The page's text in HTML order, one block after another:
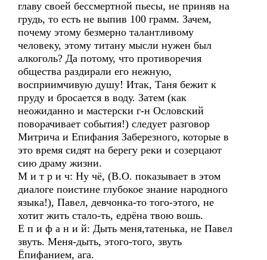
главу своей бессмертной пьесы, не приняв на
грудь, то есть не выпив 100 грамм. Зачем,
почему этому безмерно талантливому
человеку, этому титану мысли нужен был
алкоголь? Да потому, что противоречия
общества раздирали его нежную,
восприимчивую душу! Итак, Таня бежит к
пруду и бросается в воду. Затем (как
неожиданно и мастерски г-н Ословский
поворачивает события!) следует разговор
Митрича и Епифания Заберезного, которые в
это время сидят на берегу реки и созерцают
сию драму жизни.
М и т р и ч: Ну чё, (В.О. показывает в этом
диалоге поистине глубокое знание народного
языка!), Павел, девчонка-то того-этого, не
хотит жить стало-ть, едрёна твою вошь.
Е п и ф а н и й: Дыть меня,татенька, не Павел
звуть. Меня-дыть, этого-того, звуть
Ёпифанием, ага.